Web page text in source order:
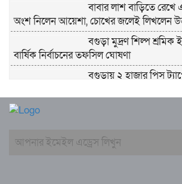
বাবার লাশ বাড়িতে
অংশ নিলেন আয়েশা, চোখের জলেই লিখলেন
বগুড়া মুদ্রণ শিল্প শ্রমিক
বার্ষিক নির্বাচনের তফসিল ঘোষণা
বগুড়ায় ২ হাজার পিস
নরসিংদীর শিবপুরে